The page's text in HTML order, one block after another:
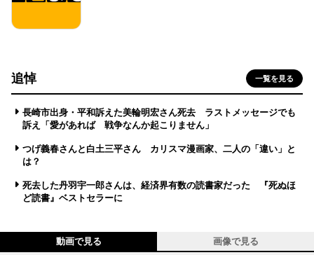
追悼 一覧を見る
長崎市出身・平和訴えた美輪明宏さん死去 ラストメッセージでも
訴え「愛があれば 戦争なんか起こりません」
つげ義春さんと白土三平さん カリスマ漫画家、二人の「違い」と
は？
死去した丹羽宇一郎さんは、経済界有数の読書家だった 『死ぬほ
ど読書』ベストセラーに
動画で見る 画像で見る